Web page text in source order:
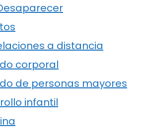
a distancia
corporal
de personas mayores
infantil